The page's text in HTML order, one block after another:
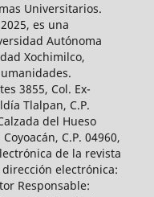
Universitarios.
es una
Autónoma
Xochimilco,
3855, Col. Ex-
Tlalpan, C.P.
del Hueso
C.P. 04960,
de la revista
electrónica:
Responsable: